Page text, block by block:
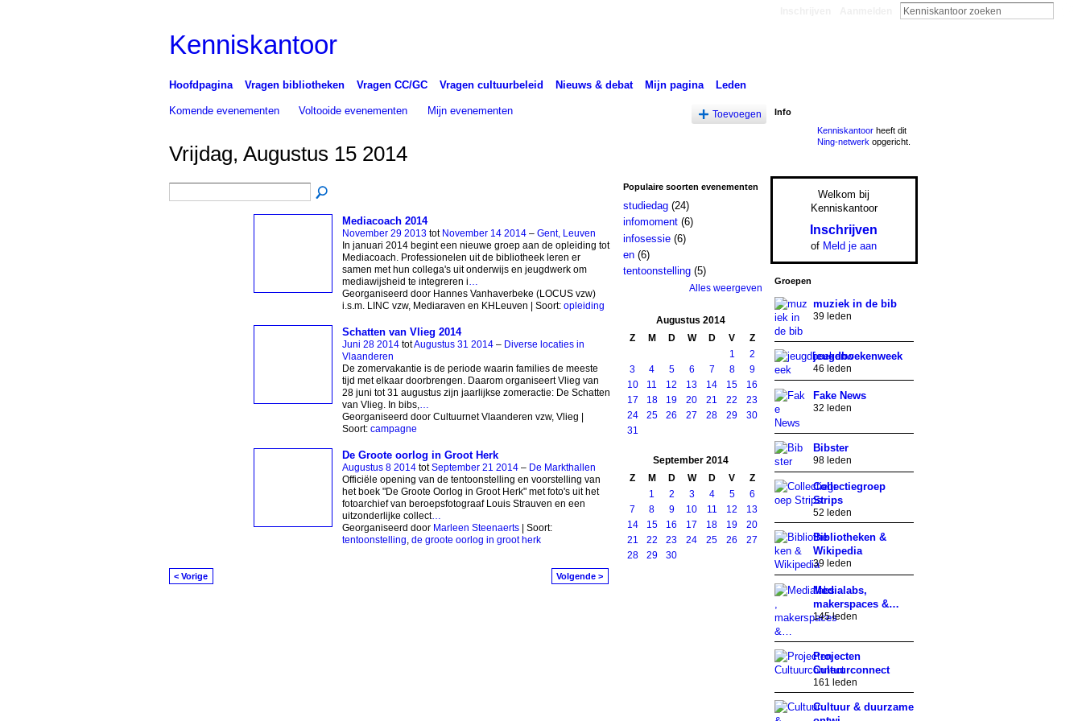
Kenniskantoor
Hoofdpagina Vragen bibliotheken Vragen CC/GC Vragen cultuurbeleid Nieuws & debat Mijn pagina Leden
Komende evenementen Voltooide evenementen Mijn evenementen Toevoegen
Vrijdag, Augustus 15 2014
Mediacoach 2014
November 29 2013tot November 14 2014– Gent, Leuven
In januari 2014 begint een nieuwe groep aan de opleiding tot
Mediacoach. Professionelen uit de bibliotheek leren er
samen met hun collega's uit onderwijs en jeugdwerk om
mediawijsheid te integreren i…
Georganiseerd door Hannes Vanhaverbeke (LOCUS vzw)
i.s.m. LINC vzw, Mediaraven en KHLeuven | Soort: opleiding
Schatten van Vlieg 2014
Juni 28 2014totAugustus 31 2014– Diverse locaties in
Vlaanderen
De zomervakantie is de periode waarin families de meeste
tijd met elkaar doorbrengen. Daarom organiseert Vlieg van
28 juni tot 31 augustus zijn jaarlijkse zomeractie: De Schatten
van Vlieg. In bibs,…
Georganiseerd door Cultuurnet Vlaanderen vzw, Vlieg |
Soort: campagne
De Groote oorlog in Groot Herk
Augustus 8 2014totSeptember 21 2014– De Markthallen
Officiële opening van de tentoonstelling en voorstelling van
het boek "De Groote Oorlog in Groot Herk" met foto's uit het
fotoarchief van beroepsfotograaf Louis Strauven en een
uitzonderlijke collect…
Georganiseerd door Marleen Steenaerts| Soort:
tentoonstelling de groote oorlog in groot herk
< Vorige Volgende >
Populaire soorten evenementen
studiedag(24)
infomoment(6)
infosessie(6)
en(6)
tentoonstelling(5)
Alles weergeven
Augustus 2014
Z
M D W D V
Z
1
2
3
4 5 6 7 8
9
10
11 12 13 14 15
16
17
18 19 20 21 22
23
24
25 26 27 28 29
30
31
September 2014
Z
M D W D V
Z
1
2 3 4 5
6
7
8 9 10 11 12
13
14
15 16 17 18 19
20
21
22 23 24 25 26
27
28
29 30
Info
Kenniskantoorheeft dit
Ning-netwerk opgericht.
Welkom bij
Kenniskantoor
Inschrijven
of Meld je aan
Groepen
muziek in de bib
39 leden
jeugdboekenweek
46 leden
Fake News
32 leden
Bibster
98 leden
Collectiegroep
Strips
52 leden
Bibliotheken &
Wikipedia
39 leden
Medialabs,
makerspaces &…
145 leden
Projecten
Cultuurconnect
161 leden
Cultuur & duurzame